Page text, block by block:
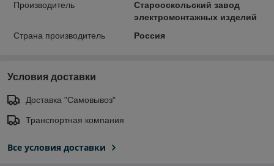
Производитель
Старооскольский завод
электромонтажных изделий
Страна производитель
Россия
Условия доставки
Доставка "Самовывоз"
Транспортная компания
Все условия доставки